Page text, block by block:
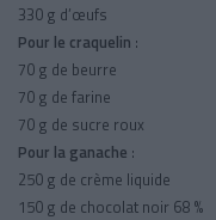
330 g d’œufs
Pour le craquelin :
70 g de beurre
70 g de farine
70 g de sucre roux
Pour la ganache :
250 g de crème liquide
150 g de chocolat noir 68 %